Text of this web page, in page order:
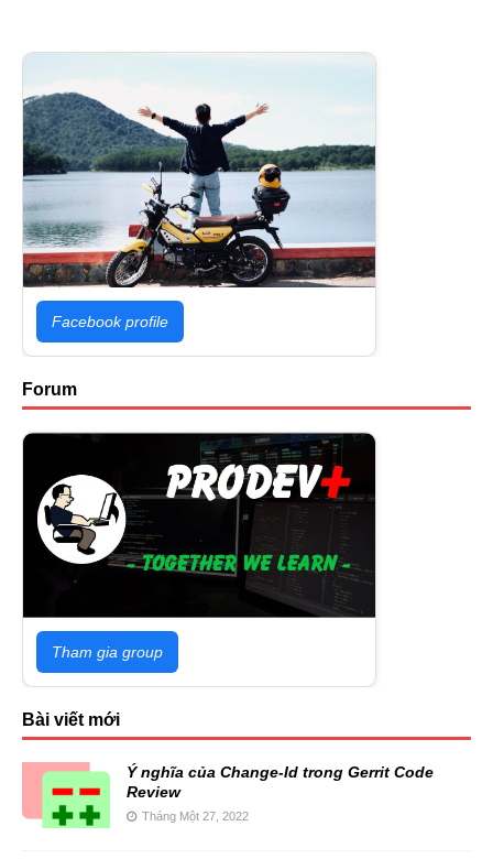
Facebook profile
Forum
Tham gia group
Bài viết mới
Ý nghĩa của Change-Id trong Gerrit Code
Review
Tháng Một 27, 2022